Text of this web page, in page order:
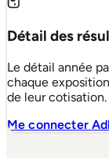
Détail des
Le détail année
chaque
de leur cotisation.
Me connecter